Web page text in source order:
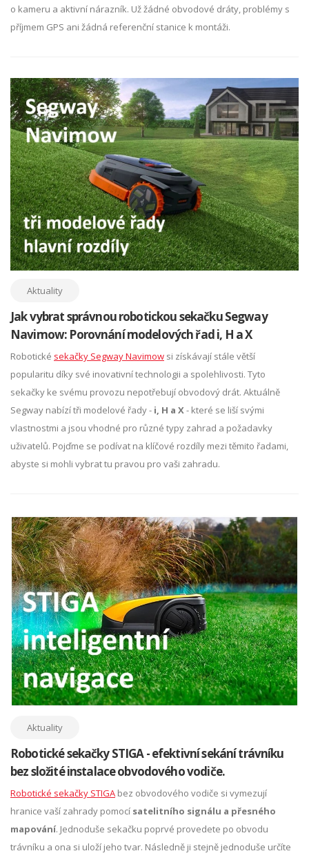
o kameru a aktivní nárazník. Už žádné obvodové dráty, problémy s
příjmem GPS ani žádná referenční stanice k montáži.
Aktuality
Jak vybrat správnou robotickou sekačku Segway
Navimow: Porovnání modelových řad i, H a X
Robotické sekačky Segway Navimow si získávají stále větší
popularitu díky své inovativní technologii a spolehlivosti. Tyto
sekačky ke svému provozu nepotřebují obvodový drát. Aktuálně
Segway nabízí tři modelové řady - i, H a X- které se liší svými
vlastnostmi a jsou vhodné pro různé typy zahrad a požadavky
uživatelů. Pojďme se podívat na klíčové rozdíly mezi těmito řadami,
abyste si mohli vybrat tu pravou pro vaši zahradu.
Aktuality
Robotické sekačky STIGA - efektivní sekání trávníku
bez složité instalace obvodového vodiče.
Robotické sekačky STIGA bez obvodového vodiče si vymezují
hranice vaší zahrady pomocí satelitního signálu a přesného
mapování. Jednoduše sekačku poprvé provedete po obvodu
trávníku a ona si uloží jeho tvar. Následně ji stejně jednoduše určíte